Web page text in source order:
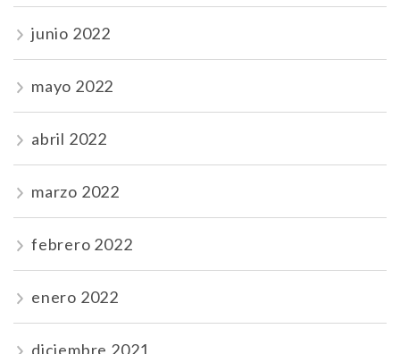
junio 2022
mayo 2022
abril 2022
marzo 2022
febrero 2022
enero 2022
diciembre 2021